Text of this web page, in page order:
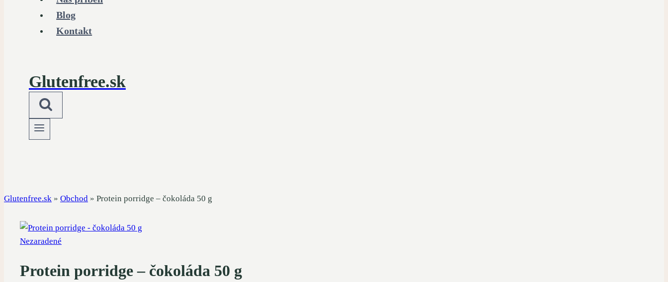
Blog
Kontakt
Glutenfree.sk
Glutenfree.sk » Obchod » Protein porridge – čokoláda 50 g
Nezaradené
Protein porridge – čokoláda 50 g